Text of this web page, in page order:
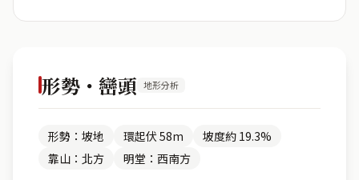
形勢・巒頭 地形分析
形勢：坡地 環起伏 58m
坡度約 19.3%
靠山：北方
明堂：西南方